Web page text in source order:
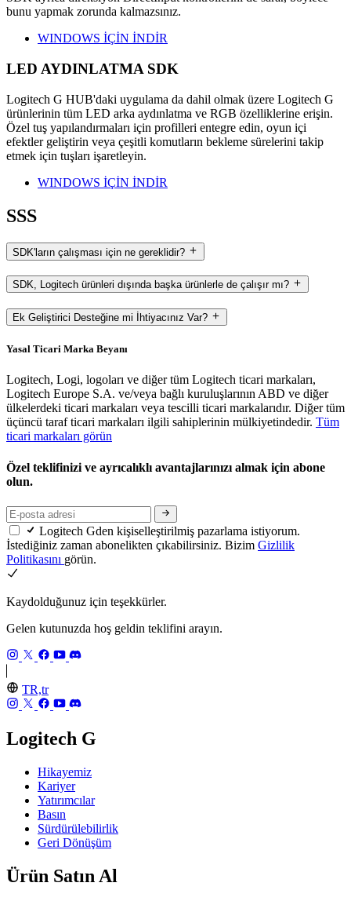
bunu yapmak zorunda kalmazsınız.
WINDOWS İÇİN İNDİR
LED AYDINLATMA SDK
Logitech G HUB'daki uygulama da dahil olmak üzere Logitech G
ürünlerinin tüm LED arka aydınlatma ve RGB özelliklerine erişin.
Özel tuş yapılandırmaları için profilleri entegre edin, oyun içi
efektler geliştirin veya çeşitli komutların bekleme sürelerini takip
etmek için tuşları işaretleyin.
WINDOWS İÇİN İNDİR
SSS
SDK'ların çalışması için ne gereklidir?
SDK, Logitech ürünleri dışında başka ürünlerle de çalışır mı?
Ek Geliştirici Desteğine mi İhtiyacınız Var?
Yasal Ticari Marka Beyanı
Logitech, Logi, logoları ve diğer tüm Logitech ticari markaları,
Logitech Europe S.A. ve/veya bağlı kuruluşlarının ABD ve diğer
ülkelerdeki ticari markaları veya tescilli ticari markalarıdır. Diğer tüm
üçüncü taraf ticari markaları ilgili sahiplerinin mülkiyetindedir. Tüm
ticari markaları görün
Özel teklifinizi ve ayrıcalıklı avantajlarınızı almak için abone
olun.
Logitech Gden kişiselleştirilmiş pazarlama istiyorum.
İstediğiniz zaman abonelikten çıkabilirsiniz. Bizim Gizlilik
Politikasını görün.
Kaydolduğunuz için teşekkürler.
Gelen kutunuzda hoş geldin teklifini arayın.
TR,tr
Logitech G
Hikayemiz
Kariyer
Yatırımcılar
Basın
Sürdürülebilirlik
Geri Dönüşüm
Ürün Satın Al